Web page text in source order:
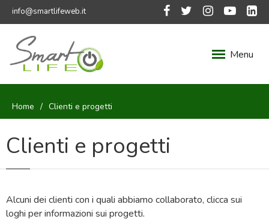
info@smartlifeweb.it
Menu
Home Clienti e progetti
Clienti e progetti
Alcuni dei clienti con i quali abbiamo collaborato, clicca sui
loghi per informazioni sui progetti.